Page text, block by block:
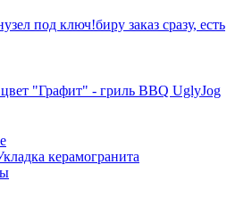
под ключ!биру заказ сразу, есть
"Графит" - гриль BBQ UglyJog
керамогранита